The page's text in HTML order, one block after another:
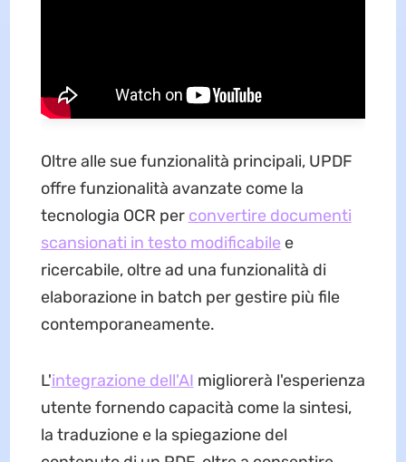
Oltre alle sue funzionalità principali, UPDF
offre funzionalità avanzate come la
tecnologia OCR per convertire documenti
scansionati in testo modificabile e
ricercabile, oltre ad una funzionalità di
elaborazione in batch per gestire più file
contemporaneamente.
L'integrazione dell'AI migliorerà l'esperienza
utente fornendo capacità come la sintesi,
la traduzione e la spiegazione del